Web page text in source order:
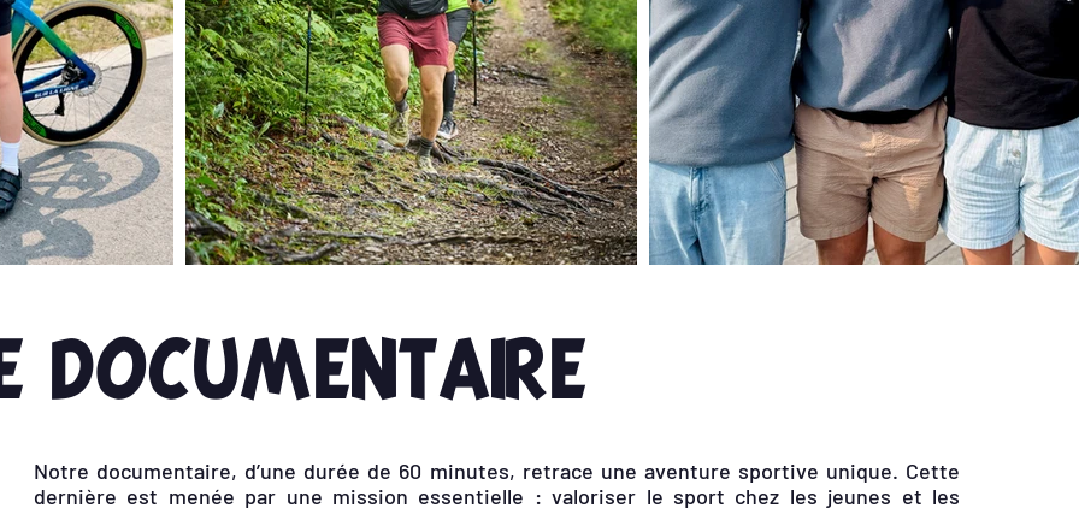
documentaire
Notre documentaire, d’une durée de 60 minutes, retrace une aventure sportive unique. Cette
dernière est menée par une mission essentielle : valoriser le sport chez les jeunes et les